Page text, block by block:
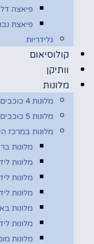
פיאצה דל
פיאצת
גלידריות
קולוסיאום
וותיקן
מלונות
מלונות 4 כוכבים במרכז רומא
מלונות 5 כוכבים ברומא
מלונות במרכז
מלונות
מלונות
מלונות
מלונות
מלונות
מלונות
מלונות